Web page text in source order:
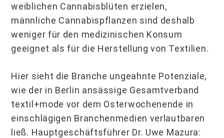
weiblichen Cannabisblüten erzielen,
männliche Cannabispflanzen sind deshalb
weniger für den medizinischen Konsum
geeignet als für die Herstellung von Textilien.
Hier sieht die Branche ungeahnte Potenziale,
wie der in Berlin ansässige Gesamtverband
textil+mode vor dem Osterwochenende in
einschlägigen Branchenmedien verlautbaren
ließ. Hauptgeschäftsführer Dr. Uwe Mazura: